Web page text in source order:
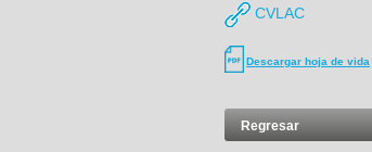
CVLAC
Descargar hoja de vida
Regresar